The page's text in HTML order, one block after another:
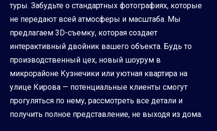
туры. Забудьте о стандартных фотографиях, которые
не передают всей атмосферы и масштаба. Мы
предлагаем 3D-съемку, которая создает
интерактивный двойник вашего объекта. Будь то
производственный цех, новый шоурум в
микрорайоне Кузнечики или уютная квартира на
улице Кирова — потенциальные клиенты смогут
прогуляться по нему, рассмотреть все детали и
получить полное представление, не выходя из дома.